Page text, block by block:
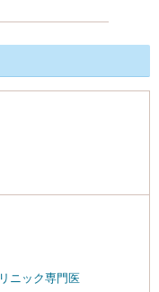
ニック専門医